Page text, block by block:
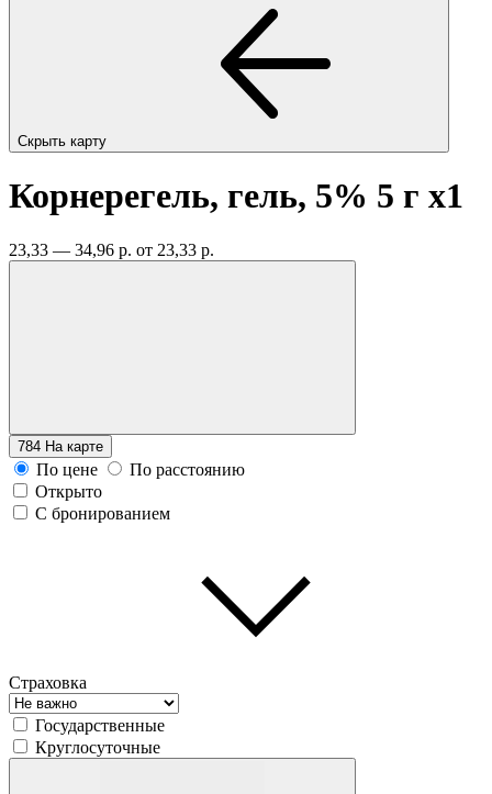
Скрыть карту
Корнерегель, гель, 5% 5 г x1
23,33 — 34,96 р. от 23,33 р.
784 На карте
По цене
По расстоянию
Открыто
С бронированием
Страховка
Государственные
Круглосуточные